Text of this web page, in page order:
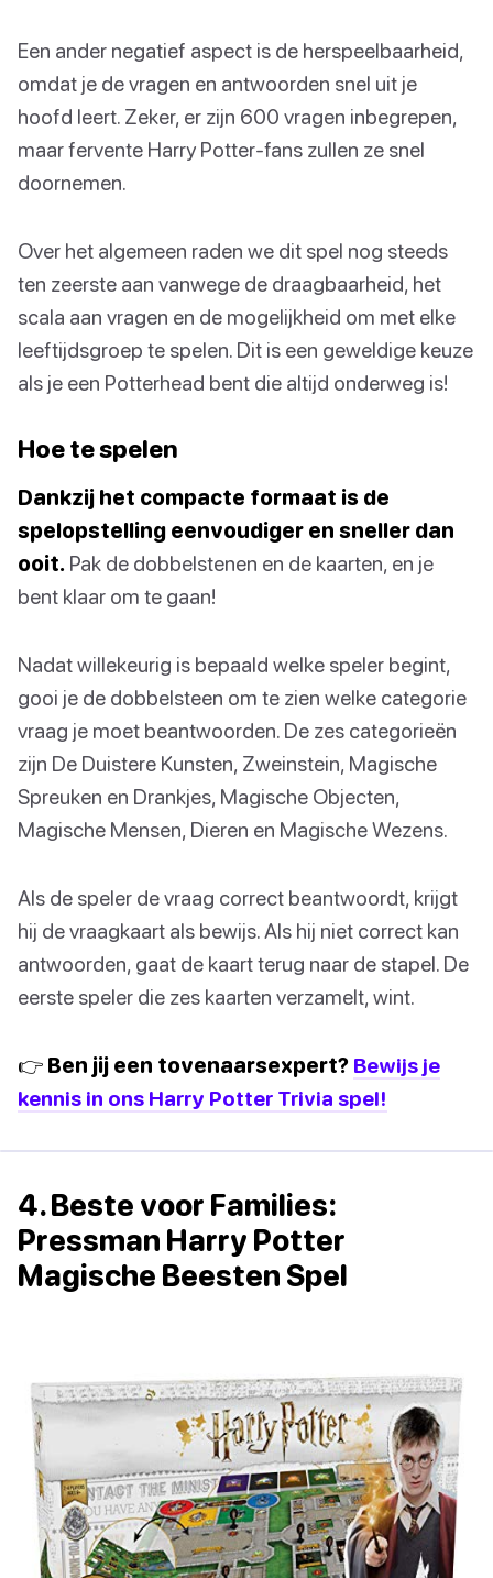
Een ander negatief aspect is de herspeelbaarheid,
omdat je de vragen en antwoorden snel uit je
hoofd leert. Zeker, er zijn 600 vragen inbegrepen,
maar fervente Harry Potter-fans zullen ze snel
doornemen.
Over het algemeen raden we dit spel nog steeds
ten zeerste aan vanwege de draagbaarheid, het
scala aan vragen en de mogelijkheid om met elke
leeftijdsgroep te spelen. Dit is een geweldige keuze
als je een Potterhead bent die altijd onderweg is!
Hoe te spelen
Dankzij het compacte formaat is de
spelopstelling eenvoudiger en sneller dan
ooit. Pak de dobbelstenen en de kaarten, en je
bent klaar om te gaan!
Nadat willekeurig is bepaald welke speler begint,
gooi je de dobbelsteen om te zien welke categorie
vraag je moet beantwoorden. De zes categorieën
zijn De Duistere Kunsten, Zweinstein, Magische
Spreuken en Drankjes, Magische Objecten,
Magische Mensen, Dieren en Magische Wezens.
Als de speler de vraag correct beantwoordt, krijgt
hij de vraagkaart als bewijs. Als hij niet correct kan
antwoorden, gaat de kaart terug naar de stapel. De
eerste speler die zes kaarten verzamelt, wint.
👉 Ben jij een tovenaarsexpert? Bewijs je
kennis in ons Harry Potter Trivia spel!
4. Beste voor Families:
Pressman Harry Potter
Magische Beesten Spel